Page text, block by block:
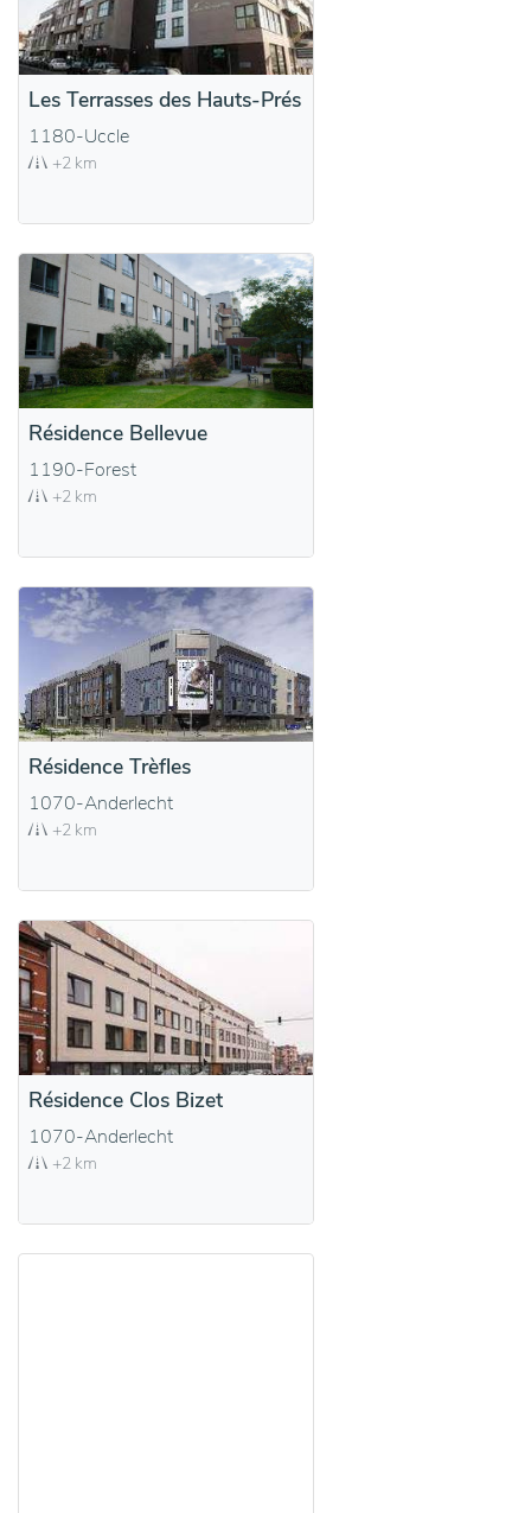
Les Terrasses des Hauts-Prés
1180-Uccle
+2 km
Résidence Bellevue
1190-Forest
+2 km
Résidence Trèfles
1070-Anderlecht
+2 km
Résidence Clos Bizet
1070-Anderlecht
+2 km